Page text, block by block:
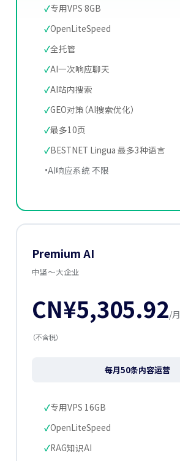
专用VPS 8GB
OpenLiteSpeed
全托管
AI一次响应聊天
AI站内搜索
GEO对策（AI搜索优化）
最多10页
BESTNET Lingua 最多3种语言
AI响应系统 不限
Premium AI
中坚～大企业
CN¥5,305.92/月
（不含税）
每月50条内容运营
专用VPS 16GB
OpenLiteSpeed
RAG知识AI